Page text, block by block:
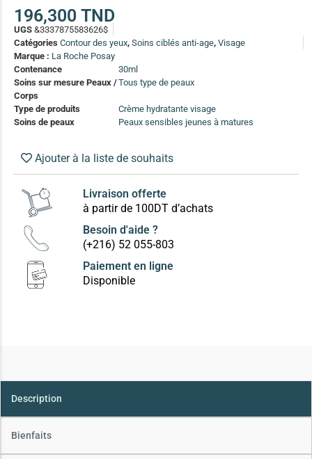
(13)
Soin anti-pelliculaire
Soin pointes cassantes et fourchues
Soins Solaires Ciblés
Pour chaque type de peau, une solution
Soins cibés adultes(67)
Soins ciblé enfants / adolescent (5-18 ans)
Soins ciblés famille(4)
Box à
196,300 TND
UGS &3337875583626$
Catégories Contour des yeux, Soins ciblés anti-age, Visage
Marque : La Roche Posay
Contenance
30ml
Soins sur mesure Peaux /
Corps
Tous type de peaux
Type de produits
Crème hydratante visage
Soins de peaux
Peaux sensibles jeunes à matures
Ajouter à la liste de souhaits
Livraison offerte
à partir de 100DT d’achats
Besoin d'aide ?
(+216) 52 055-803
Paiement en ligne
Disponible
Bienfaits
Description